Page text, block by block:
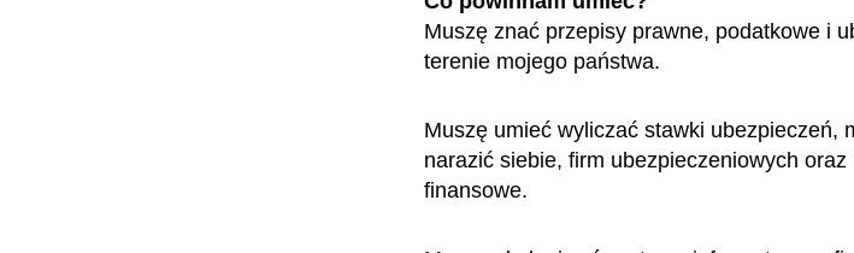
Muszę znać przepisy prawne, podatkowe i
terenie mojego państwa.
Muszę umieć wyliczać stawki ubezpieczeń,
narazić siebie, firm ubezpieczeniowych
finansowe.